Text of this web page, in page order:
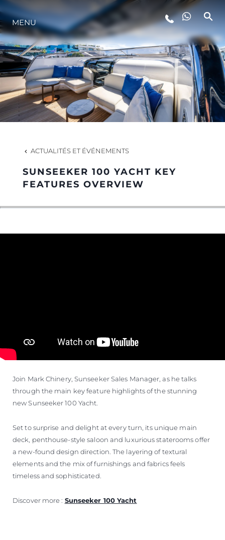
STYLE DE VIE
L'INNOVATION
LA SOCIÉTÉ
MENU
ACTUALITÉS ET ÉVÉNEMENTS
SUNSEEKER 100 YACHT KEY
FEATURES OVERVIEW
Join Mark Chinery, Sunseeker Sales Manager, as he talks
through the main key feature highlights of the stunning
new Sunseeker 100 Yacht.
Set to surprise and delight at every turn, its unique main
deck, penthouse-style saloon and luxurious staterooms offer
a new-found design direction. The layering of textural
elements and the mix of furnishings and fabrics feels
timeless and sophisticated.
Discover more : Sunseeker 100 Yacht